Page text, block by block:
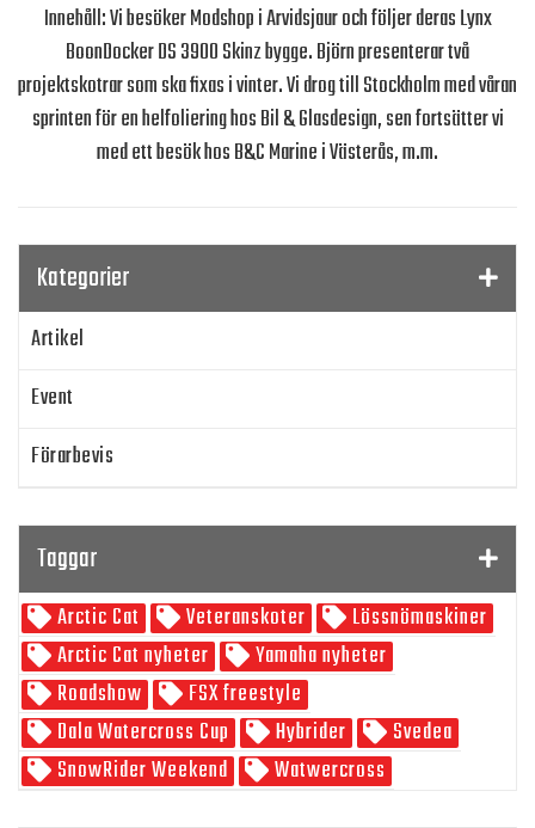
Innehåll: Vi besöker Modshop i Arvidsjaur och följer deras Lynx
BoonDocker DS 3900 Skinz bygge. Björn presenterar två
projektskotrar som ska fixas i vinter. Vi drog till Stockholm med våran
sprinten för en helfoliering hos Bil & Glasdesign, sen fortsätter vi
med ett besök hos B&C Marine i Västerås, m.m.
Kategorier
Artikel
Event
Förarbevis
SnowRider TV
Skoterpodden
Taggar
Arctic Cat Veteranskoter
Lössnömaskiner
Arctic Cat nyheter
Yamaha nyheter
Roadshow
FSX freestyle
Dala Watercross Cup
Hybrider
Svedea
SnowRider Weekend
Watwercross